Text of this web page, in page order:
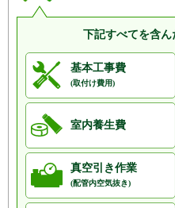
下記すべてを含
基本工事費
(取付け費用)
室内養生費
真空引き作業
(配管内空気抜き)